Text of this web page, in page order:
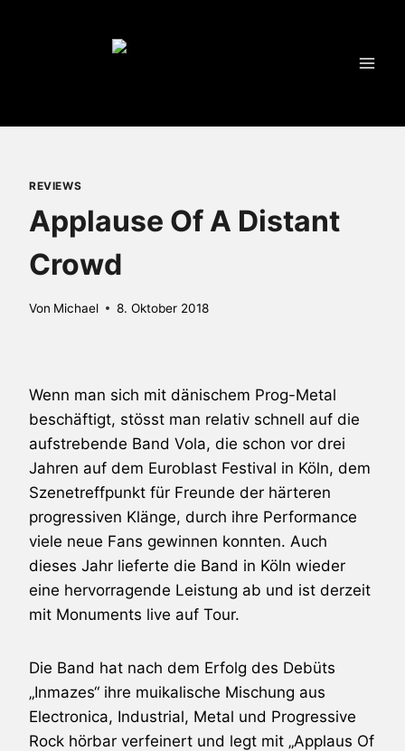
REVIEWS
Applause Of A Distant
Crowd
Von Michael 8. Oktober 2018
Wenn man sich mit dänischem Prog-Metal
beschäftigt, stösst man relativ schnell auf die
aufstrebende Band Vola, die schon vor drei
Jahren auf dem Euroblast Festival in Köln, dem
Szenetreffpunkt für Freunde der härteren
progressiven Klänge, durch ihre Performance
viele neue Fans gewinnen konnten. Auch
dieses Jahr lieferte die Band in Köln wieder
eine hervorragende Leistung ab und ist derzeit
mit Monuments live auf Tour.
Die Band hat nach dem Erfolg des Debüts
„Inmazes“ ihre muikalische Mischung aus
Electronica, Industrial, Metal und Progressive
Rock hörbar verfeinert und legt mit „Applaus Of